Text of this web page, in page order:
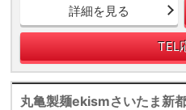
詳細を見る
TEL
丸亀製麺ekismさいたま新